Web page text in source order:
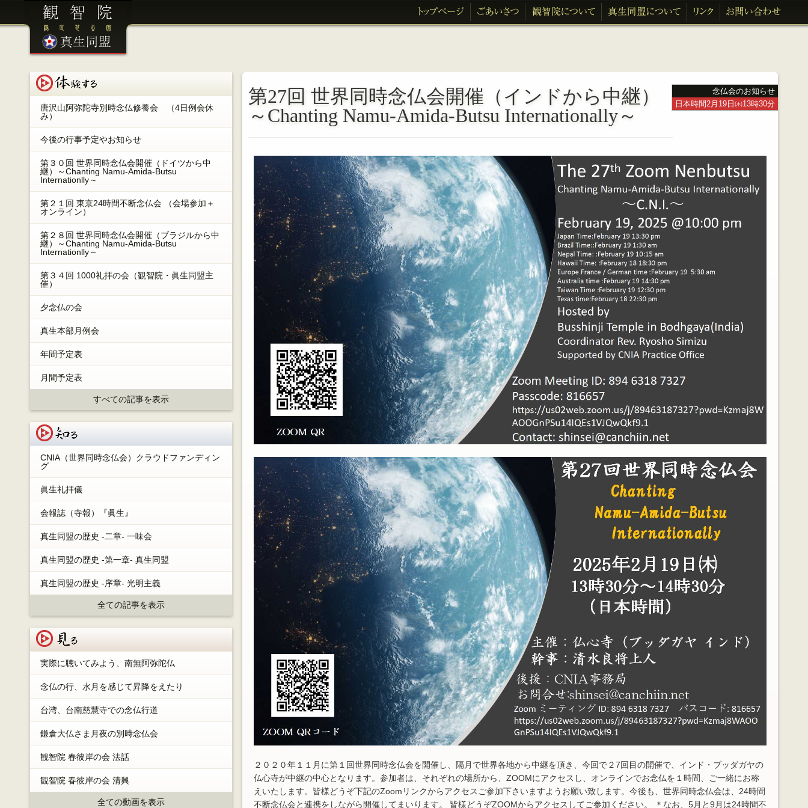
第27回 世界同時念仏会開催（インドから中継）
～Chanting Namu-Amida-Butsu Internationally～
念仏会のお知らせ
日本時間2月19日㈭13時30分
２０２０年１１月に第１回世界同時念仏会を開催し、隔月で世界各地から中継を頂き、今回で２7回目の開催で、インド・ブッダガヤの
仏心寺が中継の中心となります。参加者は、それぞれの場所から、ZOOMにアクセスし、オンラインでお念仏を１時間、ご一緒にお称
えいたします。皆様どうぞ下記のZoomリンクからアクセスご参加下さいますようお願い致します。今後も、世界同時念仏会は、24時間
不断念仏会と連携をしながら開催してまいります。 皆様どうぞZOOMからアクセスしてご参加ください。 ＊なお、5月と9月は24時間不
唐沢山阿弥陀寺別時念仏修養会 （4日例会休
み）
今後の行事予定やお知らせ
第３０回 世界同時念仏会開催（ドイツから中
継）～Chanting Namu-Amida-Butsu
Internationlly～
第２１回 東京24時間不断念仏会 （会場参加＋
オンライン）
第２８回 世界同時念仏会開催（ブラジルから中
継）～Chanting Namu-Amida-Butsu
Internationlly～
第３４回 1000礼拝の会（観智院・眞生同盟主
催）
夕念仏の会
真生本部月例会
年間予定表
月間予定表
すべての記事を表示
CNIA（世界同時念仏会）クラウドファンディン
グ
眞生礼拝儀
会報誌（寺報）『眞生』
真生同盟の歴史 -二章- 一味会
真生同盟の歴史 -第一章- 真生同盟
真生同盟の歴史 -序章- 光明主義
全ての記事を表示
実際に聴いてみよう、南無阿弥陀仏
念仏の行、水月を感じて昇降をえたり
台湾、台南慈慧寺での念仏行道
鎌倉大仏さま月夜の別時念仏会
観智院 春彼岸の会 法話
観智院 春彼岸の会 清興
全ての動画を表示